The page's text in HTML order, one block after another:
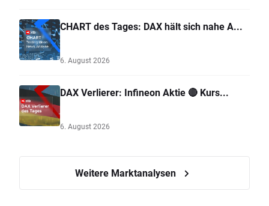
CHART des Tages: DAX hält sich nahe A...
6. August 2026
DAX Verlierer: Infineon Aktie 🔴 Kurs...
6. August 2026
Weitere Marktanalysen